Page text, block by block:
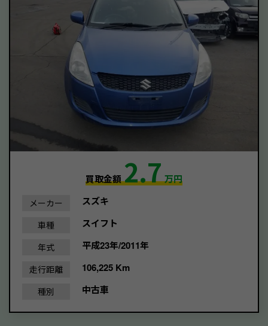
買取金額2.7万円
メーカー スズキ
車種 スイフト
年式 平成23年/2011年
走行距離 106,225 Km
種別 中古車